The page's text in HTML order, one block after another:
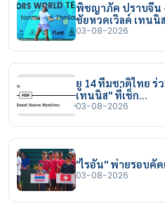
พิชญาภัค ปราบจีน
ชัยหวดเวิลด์ เทนนิ
03-08-2026
ยู 14 ทีมชาติไทย ร่
เทนนิส" ที่เช็ก…
03-08-2026
"ไรอัน" พ่ายรอบคั
03-08-2026